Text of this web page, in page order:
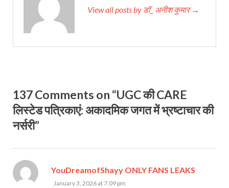
View all posts by डॉ_ अनीश कुमार →
137 Comments on “UGC की CARE
लिस्टेड पत्रिकाएं: अकादमिक जगत में भ्रष्टाचार की
नर्सरी”
YouDreamofShayy ONLY FANS LEAKS
January 3, 2026 at 7:09 pm